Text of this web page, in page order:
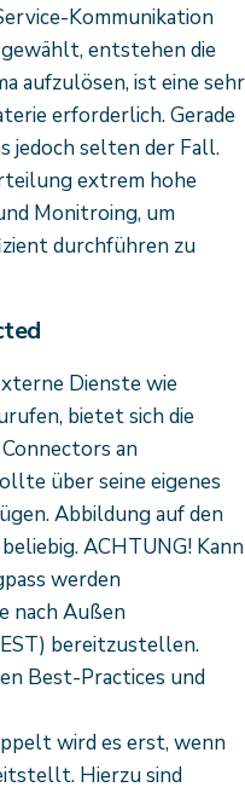
Kommunikation
entstehen die
aufzulösen, ist eine sehr
erforderlich. Gerade
jedoch selten der Fall.
extrem hohe
Monitroing, um
durchführen zu
Dienste wie
bietet sich die
an
über seine eigenes
Abbildung auf den
ACHTUNG! Kann
werden
nach Außen
bereitzustellen.
Best-Practices und
wird es erst, wenn
Hierzu sind